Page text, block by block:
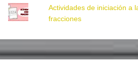
Actividades de iniciación a
fracciones